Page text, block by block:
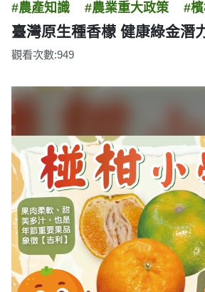
#農產知識 #農業重大政策 #
臺灣原生種香檬 健康綠金潛
觀看次數:949